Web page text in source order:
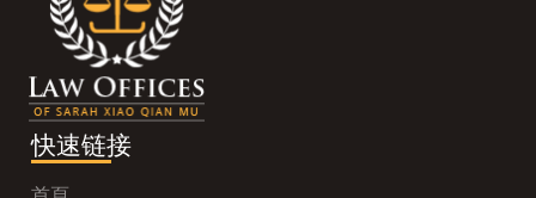
快速链接